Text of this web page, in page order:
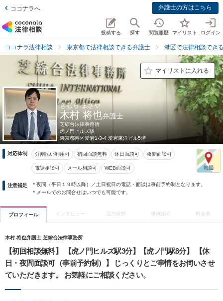
ココナラへ 弁護士の方はこちら
投稿する 探す 閲覧履歴 マイリスト ログイン
ココナラ法律相談 東京都で法律相談できる弁護士 港区で法律相談でき
マイリストに入れる
きむら まさや
木村 将也弁護士
芝綜合法律事務所
虎ノ門ヒルズ駅
東京都港区愛宕1-3-4 愛宕東洋ビル5階
対応体制 分割払い利用可 初回面談無料 休日面談可 夜間面談可
電話相談可 メール相談可 WEB面談可
注意補足
＊夜間（平日１９時以降）／土日祝日の電話・面談は事前予約制となります。
＊メールでのお問合せはいつでも可能です。
プロフィール インタビュー 注力分野 事例紹介 料金表
木村 将也弁護士 芝綜合法律事務所
【初回相談無料】 【虎ノ門ヒルズ駅3分】【虎ノ門駅8分】 【休
日・夜間面談可（事前予約制）】 じっくりとご事情をお伺いさせ
ていただきます。 お気軽にご相談ください。